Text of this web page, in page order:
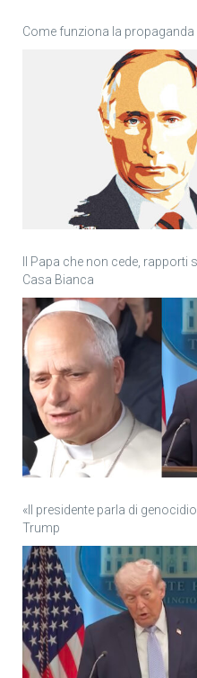
Come funziona la propaganda
Il Papa che non cede,
Casa Bianca
«Il presidente parla di
Trump